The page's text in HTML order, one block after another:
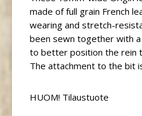
made of full grain French
wearing and stretch-
been sewn together with
to better position the rein
The attachment to the bit
HUOM! Tilaustuote